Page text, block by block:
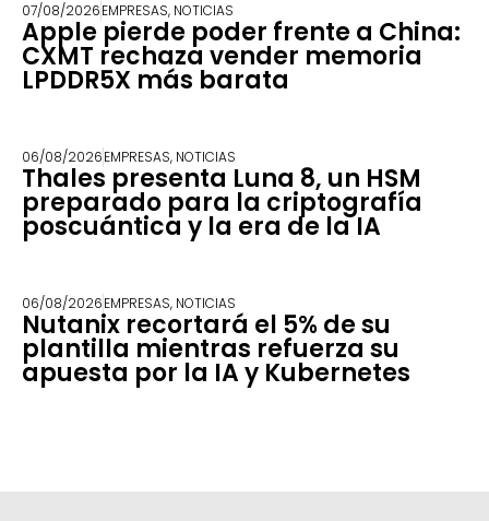
07/08/2026EMPRESAS, NOTICIAS
Apple pierde poder frente a China:
CXMT rechaza vender memoria
LPDDR5X más barata
06/08/2026EMPRESAS, NOTICIAS
Thales presenta Luna 8, un HSM
preparado para la criptografía
poscuántica y la era de la IA
06/08/2026EMPRESAS, NOTICIAS
Nutanix recortará el 5% de su
plantilla mientras refuerza su
apuesta por la IA y Kubernetes